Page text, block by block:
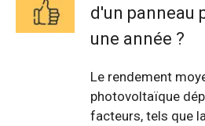
d'un panneau
une année ?
Le rendement
photovoltaïque
facteurs, tels que